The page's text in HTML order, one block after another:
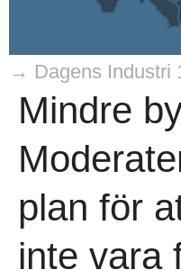
→ Dagens Industri
Mindre
plan för
inte vara